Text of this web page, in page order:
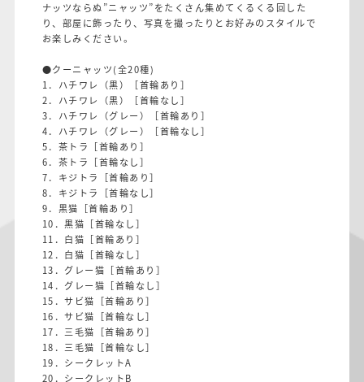
ナッツならぬ”ニャッツ”をたくさん集めてくるくる回した
り、部屋に飾ったり、写真を撮ったりとお好みのスタイルで
お楽しみください。
●クーニャッツ(全20種)
1．ハチワレ（黒）［首輪あり］
2．ハチワレ（黒）［首輪なし］
3．ハチワレ（グレー）［首輪あり］
4．ハチワレ（グレー）［首輪なし］
5．茶トラ［首輪あり］
6．茶トラ［首輪なし］
7．キジトラ［首輪あり］
8．キジトラ［首輪なし］
9．黒猫［首輪あり］
10．黒猫［首輪なし］
11．白猫［首輪あり］
12．白猫［首輪なし］
13．グレー猫［首輪あり］
14．グレー猫［首輪なし］
15．サビ猫［首輪あり］
16．サビ猫［首輪なし］
17．三毛猫［首輪あり］
18．三毛猫［首輪なし］
19．シークレットA
20．シークレットB